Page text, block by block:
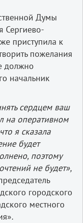
Думы
Сергиево-
приступила к
пожелания
должно
начальник
сердцем ваш
на оперативном
я сказала
будет
поэтому
не будет»,
городского
местного